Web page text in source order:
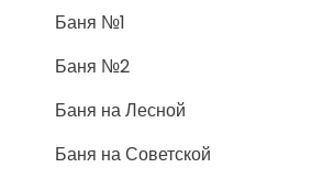
Баня №1
Баня №2
Баня на Лесной
Баня на Советской